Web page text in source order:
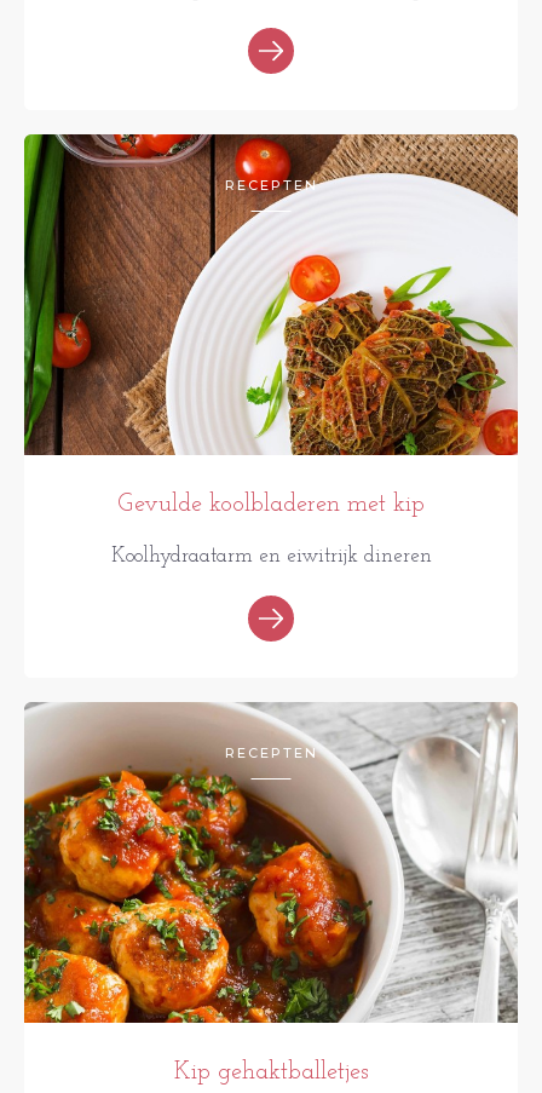
RECEPTEN
Gevulde koolbladeren met kip
Koolhydraatarm en eiwitrijk dineren
RECEPTEN
Kip gehaktballetjes